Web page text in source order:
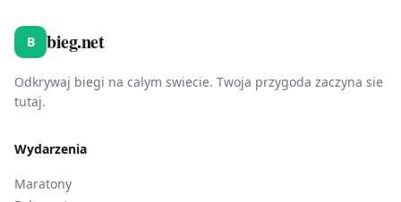
B bieg.net
Odkrywaj biegi na calym swiecie. Twoja przygoda zaczyna sie
tutaj.
Wydarzenia
Maratony